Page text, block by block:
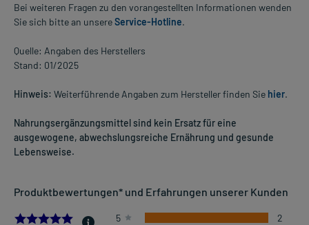
Bei weiteren Fragen zu den vorangestellten Informationen wenden
Sie sich bitte an unsereService-Hotline.
Quelle: Angaben des Herstellers
Stand: 01/2025
Hinweis: Weiterführende Angaben zum Hersteller finden Sie hier.
Nahrungsergänzungsmittel sind kein Ersatz für eine
ausgewogene, abwechslungsreiche Ernährung und gesunde
Lebensweise.
Produktbewertungen* und Erfahrungen unserer Kunden
5.0 5
2